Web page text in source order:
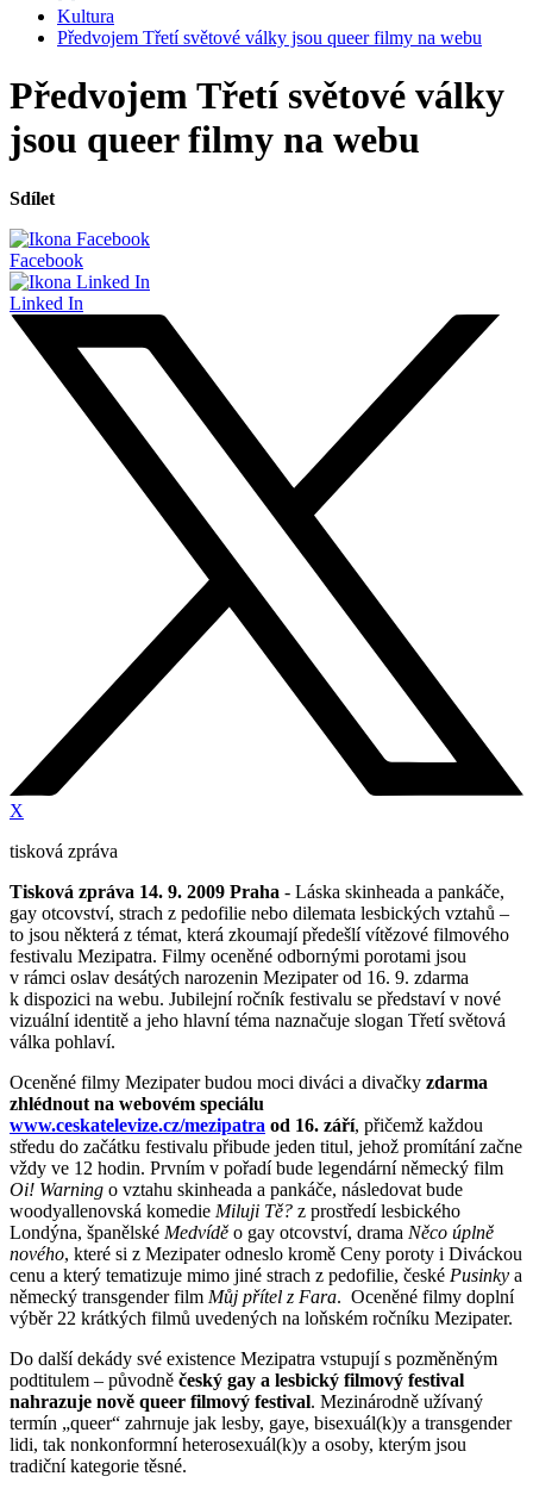
Kultura
Předvojem Třetí světové války jsou queer filmy na webu
Předvojem Třetí světové války
jsou queer filmy na webu
Sdílet
Facebook
Linked In
X
tisková zpráva
Tisková zpráva 14. 9. 2009 Praha - Láska skinheada a pankáče,
gay otcovství, strach z pedofilie nebo dilemata lesbických vztahů –
to jsou některá z témat, která zkoumají předešlí vítězové filmového
festivalu Mezipatra. Filmy oceněné odbornými porotami jsou
v rámci oslav desátých narozenin Mezipater od 16. 9. zdarma
k dispozici na webu. Jubilejní ročník festivalu se představí v nové
vizuální identitě a jeho hlavní téma naznačuje slogan Třetí světová
válka pohlaví.
Oceněné filmy Mezipater budou moci diváci a divačky zdarma
zhlédnout na webovém speciálu
www.ceskatelevize.cz/mezipatra od 16. září, přičemž každou
středu do začátku festivalu přibude jeden titul, jehož promítání začne
vždy ve 12 hodin. Prvním v pořadí bude legendární německý film
Oi! Warning o vztahu skinheada a pankáče, následovat bude
woodyallenovská komedie Miluji Tě? z prostředí lesbického
Londýna, španělské Medvídě o gay otcovství, drama Něco úplně
nového, které si z Mezipater odneslo kromě Ceny poroty i Diváckou
cenu a který tematizuje mimo jiné strach z pedofilie, české Pusinky a
německý transgender film Můj přítel z Fara. Oceněné filmy doplní
výběr 22 krátkých filmů uvedených na loňském ročníku Mezipater.
Do další dekády své existence Mezipatra vstupují s pozměněným
podtitulem – původně český gay a lesbický filmový festival
nahrazuje nově queer filmový festival. Mezinárodně užívaný
termín „queer“ zahrnuje jak lesby, gaye, bisexuál(k)y a transgender
lidi, tak nonkonformní heterosexuál(k)y a osoby, kterým jsou
tradiční kategorie těsné.